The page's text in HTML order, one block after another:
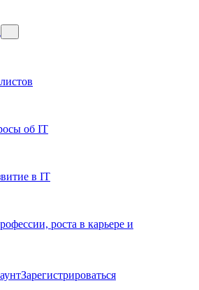
об IT
в IT
роста в карьере и
Зарегистрироваться